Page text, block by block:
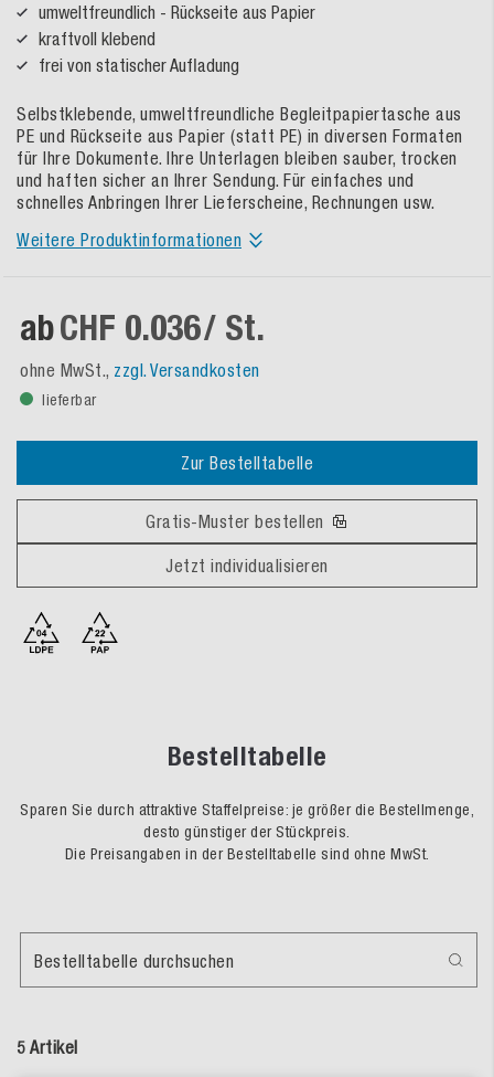
umweltfreundlich - Rückseite aus Papier
kraftvoll klebend
frei von statischer Aufladung
Selbstklebende, umweltfreundliche Begleitpapiertasche aus
PE und Rückseite aus Papier (statt PE) in diversen Formaten
für Ihre Dokumente. Ihre Unterlagen bleiben sauber, trocken
und haften sicher an Ihrer Sendung. Für einfaches und
schnelles Anbringen Ihrer Lieferscheine, Rechnungen usw.
Weitere Produktinformationen
abCHF 0.036/ St.
ohne MwSt., zzgl. Versandkosten
lieferbar
Zur Bestelltabelle
Gratis-Muster bestellen
Jetzt individualisieren
Bestelltabelle
Sparen Sie durch attraktive Staffelpreise: je größer die Bestellmenge,
desto günstiger der Stückpreis.
Die Preisangaben in der Bestelltabelle sind ohne MwSt.
5 Artikel
Bestelltabelle durchsuchen